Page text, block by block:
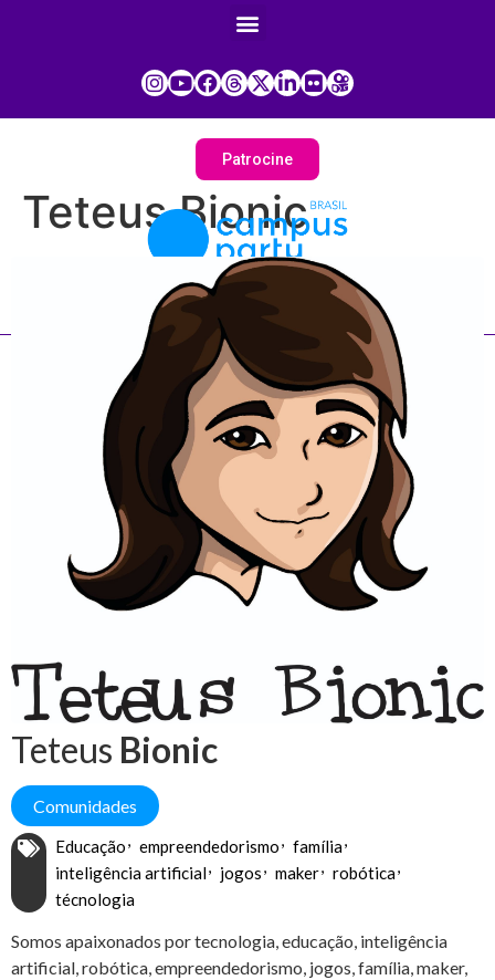
Patrocine
Painel do Participante
Teteus Bionic
Teteus Bionic
Comunidades
Educação empreendedorismo
família
inteligência artificial
jogos maker
robótica
técnologia
Somos apaixonados por tecnologia, educação, inteligência
artificial, robótica, empreendedorismo, jogos, família, maker,